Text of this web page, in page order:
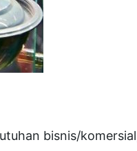
bisnis/